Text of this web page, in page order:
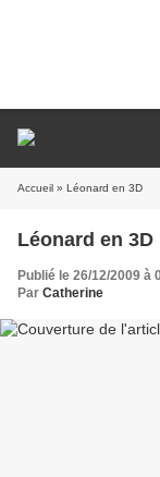
Accueil » Léonard en 3D
Léonard en 3D
Publié le 26/12/2009 à
Par Catherine